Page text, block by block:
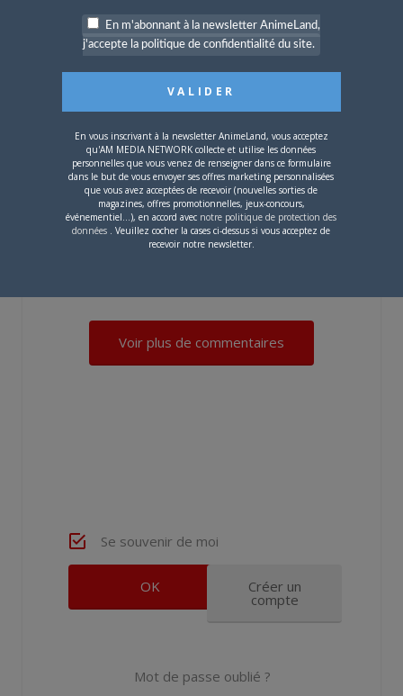
n'est décidément plus que l'ombre d'elle-
même ...
En HD comme j-one il me semble que
cela ne soit pas encore le cas
malheureusement mais sinon très
bonne…
A retrouver en J+1 sur la chaîne Mangas !
Voir plus de commentaires
Se souvenir de moi
Créer un
compte
Mot de passe oublié ?
En m'abonnant à la newsletter AnimeLand,
j'accepte la politique de confidentialité du site.
En vous inscrivant à la newsletter AnimeLand, vous acceptez
qu'AM MEDIA NETWORK collecte et utilise les données
personnelles que vous venez de renseigner dans ce formulaire
dans le but de vous envoyer ses offres marketing personnalisées
que vous avez acceptées de recevoir (nouvelles sorties de
magazines, offres promotionnelles, jeux-concours,
événementiel...), en accord avec notre politique de protection des
données . Veuillez cocher la cases ci-dessus si vous acceptez de
recevoir notre newsletter.